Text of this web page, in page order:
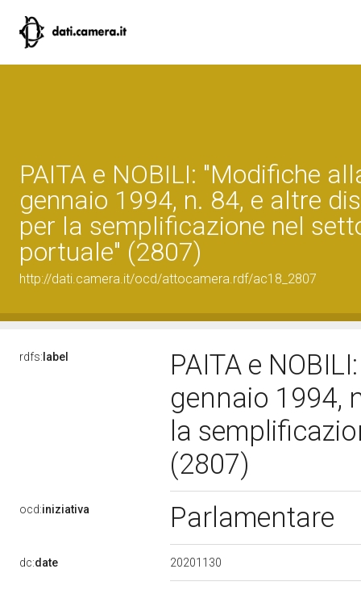
PAITA e NOBILI: "Modifiche
gennaio 1994, n. 84, e altre
per la semplificazione nel
portuale" (2807)
http://dati.camera.it/ocd/attocamera.rdf/ac18_2807
rdfs: label
PAITA e
gennaio 1994,
la
(2807)
ocd:iniziativa Parlamentare
dc:date 20201130